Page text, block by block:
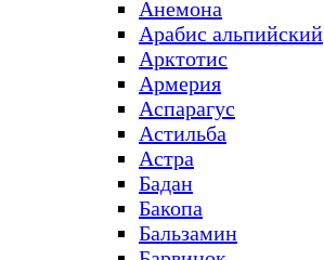
Анемона
Арабис альпийский
Арктотис
Армерия
Аспарагус
Астильба
Астра
Бадан
Бакопа
Бальзамин